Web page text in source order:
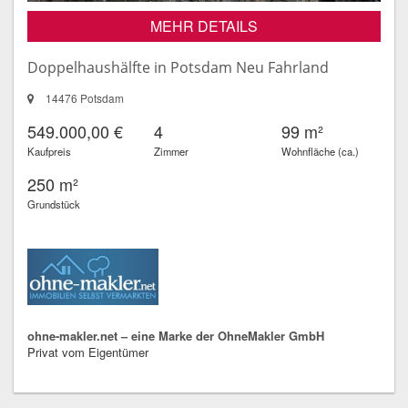
MEHR DETAILS
Doppelhaushälfte in Potsdam Neu Fahrland
14476 Potsdam
549.000,00 €
Kaufpreis
4
Zimmer
99 m²
Wohnfläche (ca.)
250 m²
Grundstück
ohne-makler.net – eine Marke der OhneMakler GmbH
Privat vom Eigentümer